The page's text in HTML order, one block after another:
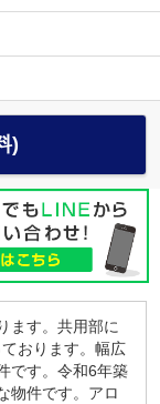
)
ます。共用部に
おります。幅広
です。令和6年築
物件です。アロ